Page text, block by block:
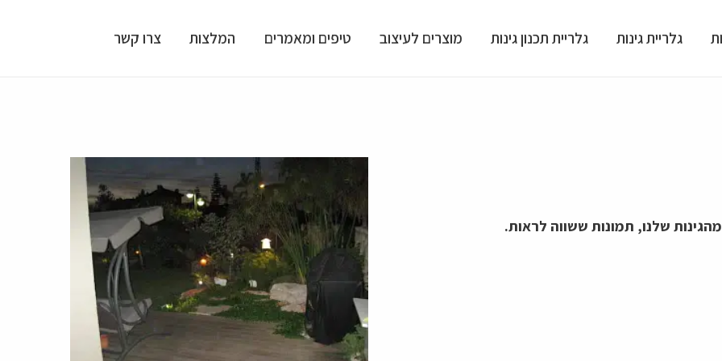
גלריית גינות גלריית תכנון גינות מוצרים לעיצוב טיפים ומאמרים המלצות צרו קשר
שלנו, תמונות ששווה לראות.